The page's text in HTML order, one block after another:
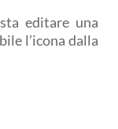
editare una
l’icona dalla